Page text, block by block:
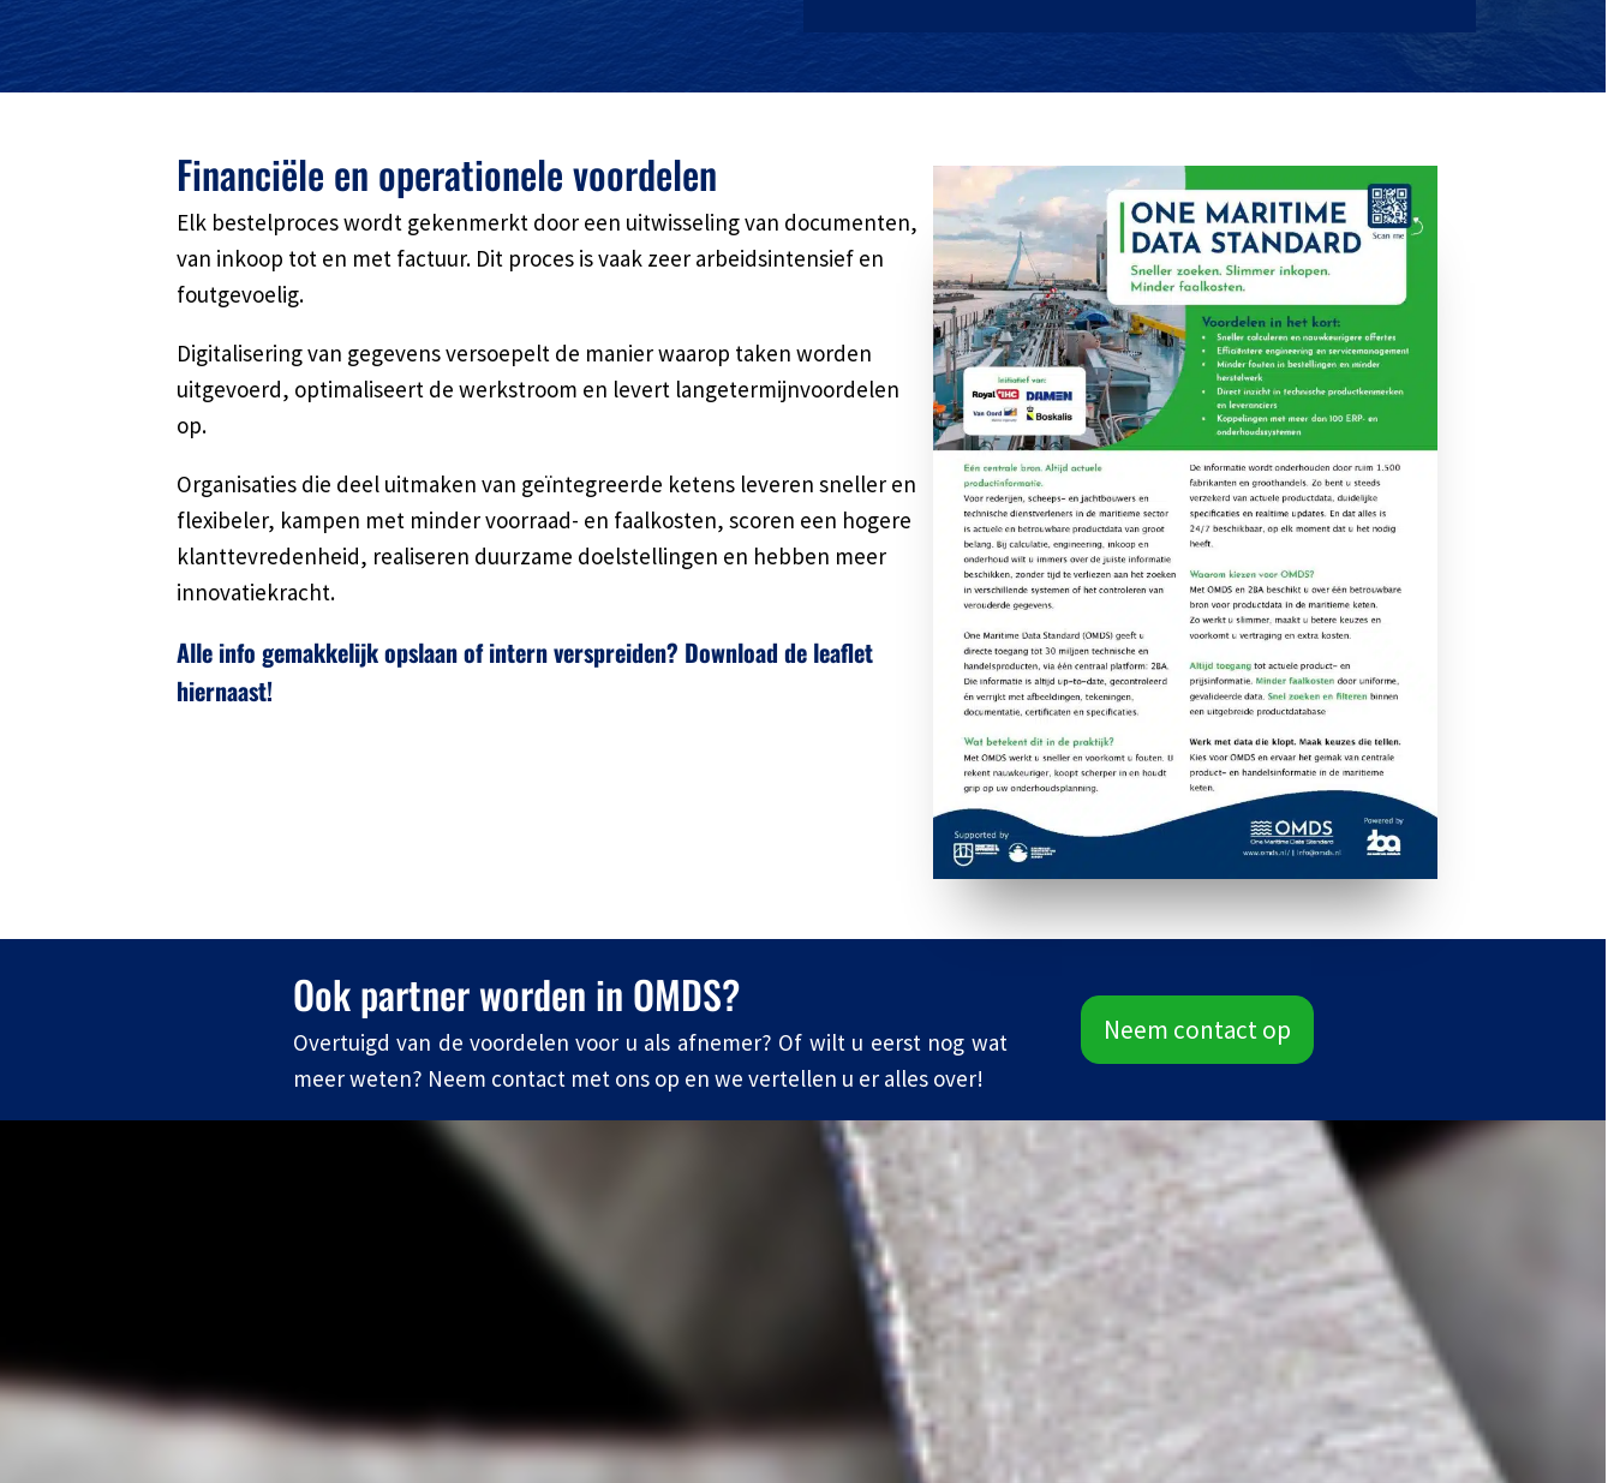
Financiële en operationele voordelen
Elk bestelproces wordt gekenmerkt door een uitwisseling van documenten,
van inkoop tot en met factuur. Dit proces is vaak zeer arbeidsintensief en
foutgevoelig.
Digitalisering van gegevens versoepelt de manier waarop taken worden
uitgevoerd, optimaliseert de werkstroom en levert langetermijnvoordelen
op.
Organisaties die deel uitmaken van geïntegreerde ketens leveren sneller en
flexibeler, kampen met minder voorraad- en faalkosten, scoren een hogere
klanttevredenheid, realiseren duurzame doelstellingen en hebben meer
innovatiekracht.
Alle info gemakkelijk opslaan of intern verspreiden? Download de leaflet
hiernaast!
Ook partner worden in OMDS?
Overtuigd van de voordelen voor u als afnemer? Of wilt u eerst nog wat
meer weten? Neem contact met ons op en we vertellen u er alles over!
Neem contact op